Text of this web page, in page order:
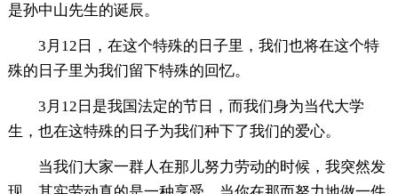
是孙中山先生的诞辰。
3月12日，在这个特殊的日子里，我们也将在这个特
殊的日子里为我们留下特殊的回忆。
3月12日是我国法定的节日，而我们身为当代大学
生，也在这特殊的日子为我们种下了我们的爱心。
当我们大家一群人在那儿努力劳动的时候，我突然发